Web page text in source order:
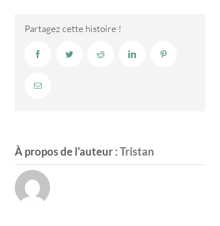
du
Partagez cette histoire !
FacebookTwitter Reddit LinkedIn
Email
À propos de l'auteur :Tristan